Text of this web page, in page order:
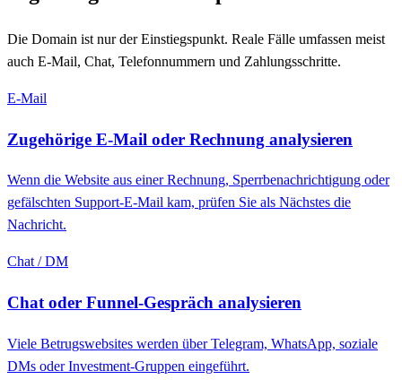
Die Domain ist nur der Einstiegspunkt. Reale Fälle umfassen meist
auch E-Mail, Chat, Telefonnummern und Zahlungsschritte.
E-Mail
Zugehörige E-Mail oder Rechnung analysieren
Wenn die Website aus einer Rechnung, Sperrbenachrichtigung oder
gefälschten Support-E-Mail kam, prüfen Sie als Nächstes die
Nachricht.
Chat / DM
Chat oder Funnel-Gespräch analysieren
Viele Betrugswebsites werden über Telegram, WhatsApp, soziale
DMs oder Investment-Gruppen eingeführt.